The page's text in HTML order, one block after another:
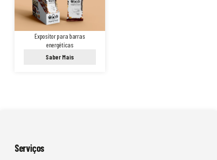
Expositor para barras
energéticas
Saber Mais
Serviços